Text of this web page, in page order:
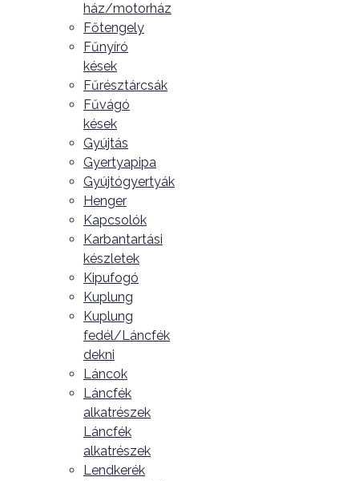
ház/motorház
Főtengely
Fűnyíró
kések
Fűrésztárcsák
Fűvágó
kések
Gyújtás
Gyertyapipa
Gyújtógyertyák
Henger
Kapcsolók
Karbantartási
készletek
Kipufogó
Kuplung
Kuplung
fedél/Láncfék
dekni
Láncok
Láncfék
alkatrészek
Láncfék
alkatrészek
Lendkerék